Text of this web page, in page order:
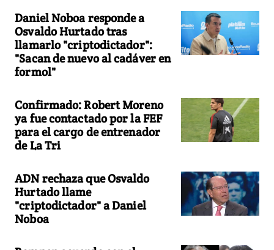
Daniel Noboa responde a
Osvaldo Hurtado tras
llamarlo "criptodictador":
"Sacan de nuevo al cadáver en
formol"
Confirmado: Robert Moreno
ya fue contactado por la FEF
para el cargo de entrenador
de La Tri
ADN rechaza que Osvaldo
Hurtado llame
"criptodictador" a Daniel
Noboa